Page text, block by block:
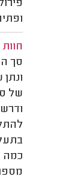
סך
של
כמה